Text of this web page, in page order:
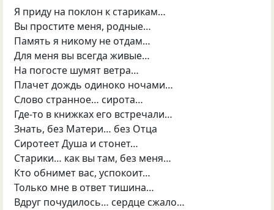
Я приду на поклон к старикам…
Вы простите меня, родные…
Память я никому не отдам…
Для меня вы всегда живые…
На погосте шумят ветра…
Плачет дождь одиноко ночами…
Слово странное… сирота…
Где-то в книжках его встречали…
Знать, без Матери… без Отца
Сиротеет Душа и стонет…
Старики… как вы там, без меня…
Кто обнимет вас, успокоит…
Только мне в ответ тишина…
Вдруг почудилось… сердце сжало…